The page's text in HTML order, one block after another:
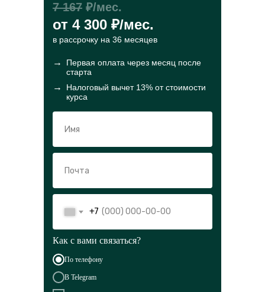
7 167 ₽/мес.
от 4 300 ₽/мес.
в рассрочку на 36 месяцев
+7
Как с вами связаться?
По телефону
В Telegram
→
Первая оплата через месяц после
старта
→
Налоговый вычет 13% от стоимости
курса